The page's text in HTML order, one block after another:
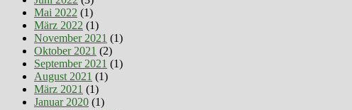
Mai 2022 (1)
März 2022 (1)
November 2021 (1)
Oktober 2021 (2)
September 2021 (1)
August 2021 (1)
März 2021 (1)
Januar 2020 (1)